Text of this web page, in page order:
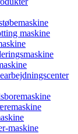
maskine
maskine